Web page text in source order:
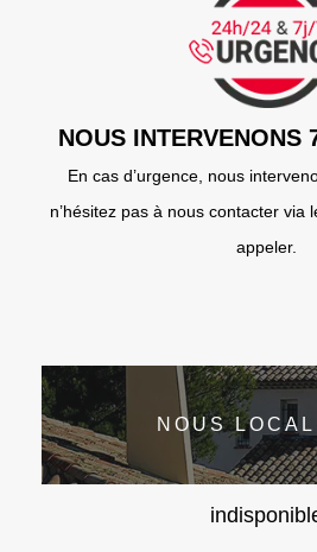
NOUS INTERVENONS
En cas d’urgence, nous
n’hésitez pas à nous contacter via
appeler.
NOUS